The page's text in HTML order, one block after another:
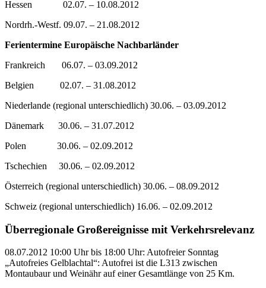
Hessen 02.07. – 10.08.2012
Nordrh.-Westf. 09.07. – 21.08.2012
Ferientermine Europäische Nachbarländer
Frankreich 06.07. – 03.09.2012
Belgien 02.07. – 31.08.2012
Niederlande (regional unterschiedlich) 30.06. – 03.09.2012
Dänemark 30.06. – 31.07.2012
Polen 30.06. – 02.09.2012
Tschechien 30.06. – 02.09.2012
Österreich (regional unterschiedlich) 30.06. – 08.09.2012
Schweiz (regional unterschiedlich) 16.06. – 02.09.2012
Überregionale Großereignisse mit Verkehrsrelevanz
08.07.2012 10:00 Uhr bis 18:00 Uhr: Autofreier Sonntag
„Autofreies Gelblachtal“: Autofrei ist die L313 zwischen
Montaubaur und Weinähr auf einer Gesamtlänge von 25 Km.